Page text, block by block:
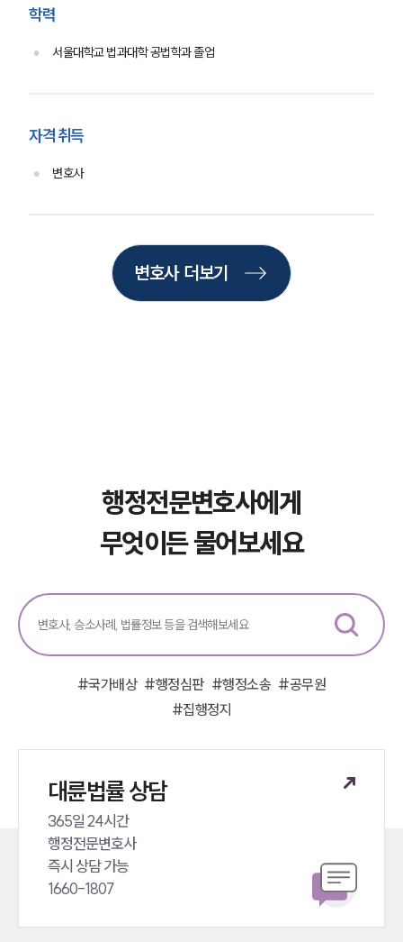
행정전문변호사
소식/자료
대륜법률상담예약
대륜법률상담예약
학력
서울대학교 법과대학 공법학과 졸업
자격 취득
변호사
변호사 더보기
행정전문변호사에게
무엇이든 물어보세요
#국가배상 #행정심판 #행정소송 #공무원
#집행정지
대륜법률 상담
365일 24시간
행정전문변호사
즉시 상담 가능
1660-1807